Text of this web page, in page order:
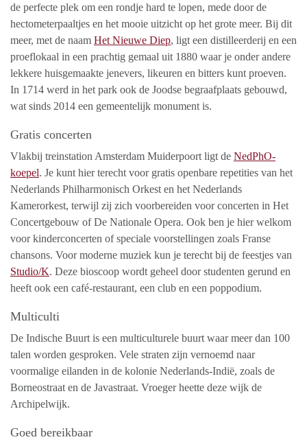
de perfecte plek om een rondje hard te lopen, mede door de
hectometerpaaltjes en het mooie uitzicht op het grote meer. Bij dit
meer, met de naam Het Nieuwe Diep, ligt een distilleerderij en een
proeflokaal in een prachtig gemaal uit 1880 waar je onder andere
lekkere huisgemaakte jenevers, likeuren en bitters kunt proeven.
In 1714 werd in het park ook de Joodse begraafplaats gebouwd,
wat sinds 2014 een gemeentelijk monument is.
Gratis concerten
Vlakbij treinstation Amsterdam Muiderpoort ligt de NedPhO-
koepel. Je kunt hier terecht voor gratis openbare repetities van het
Nederlands Philharmonisch Orkest en het Nederlands
Kamerorkest, terwijl zij zich voorbereiden voor concerten in Het
Concertgebouw of De Nationale Opera. Ook ben je hier welkom
voor kinderconcerten of speciale voorstellingen zoals Franse
chansons. Voor moderne muziek kun je terecht bij de feestjes van
Studio/K. Deze bioscoop wordt geheel door studenten gerund en
heeft ook een café-restaurant, een club en een poppodium.
Multiculti
De Indische Buurt is een multiculturele buurt waar meer dan 100
talen worden gesproken. Vele straten zijn vernoemd naar
voormalige eilanden in de kolonie Nederlands-Indië, zoals de
Borneostraat en de Javastraat. Vroeger heette deze wijk de
Archipelwijk.
Goed bereikbaar